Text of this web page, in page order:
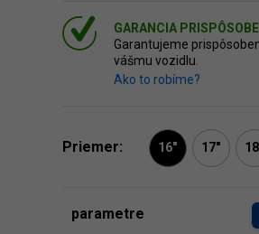
GARANCIA
Garantujeme
vášmu vozidlu.
Ako to robíme?
Priemer: 16" 17"
parametre